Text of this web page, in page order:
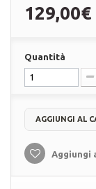
129,00€
Quantità
AGGIUNGI AL
Aggiungi